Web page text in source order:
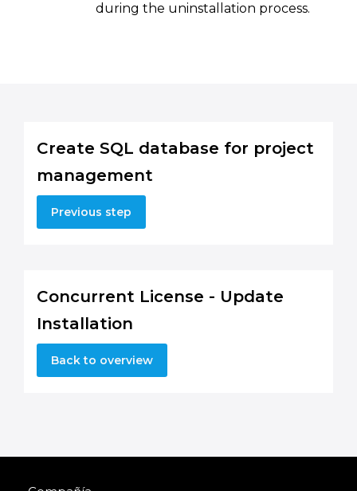
during the uninstallation process.
Create SQL database for project
management
Previous step
Concurrent License - Update
Installation
Back to overview